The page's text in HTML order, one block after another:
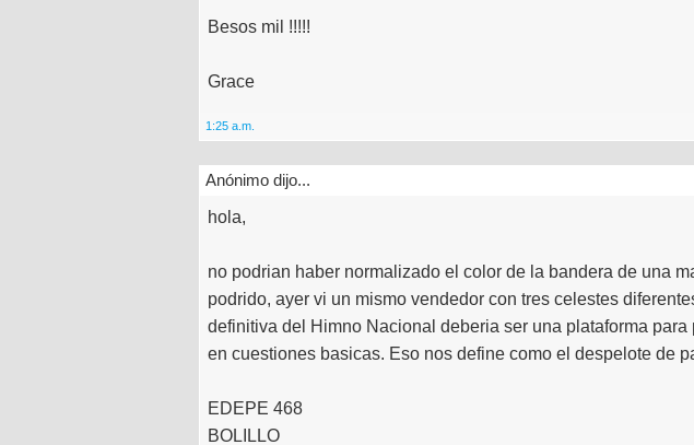
Besos mil !!!!!
Grace
1:25 a.m.
Anónimo dijo...
hola,
no podrian haber normalizado el color de la bandera de una
podrido, ayer vi un mismo vendedor con tres celestes
definitiva del Himno Nacional deberia ser una plataforma para
en cuestiones basicas. Eso nos define como el despelote de
EDEPE 468
BOLILLO